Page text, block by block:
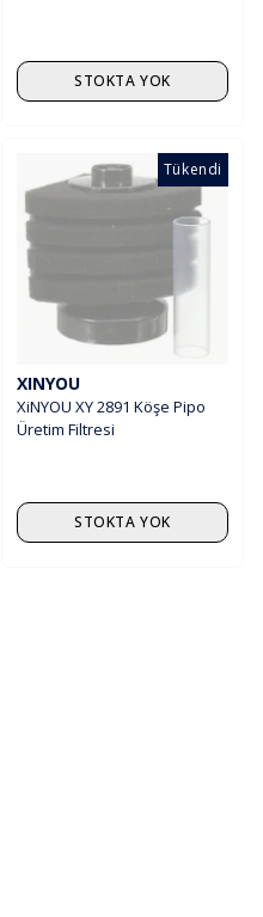
STOKTA YOK
Tükendi
XINYOU
XiNYOU XY 2891 Köşe Pipo
Üretim Filtresi
STOKTA YOK